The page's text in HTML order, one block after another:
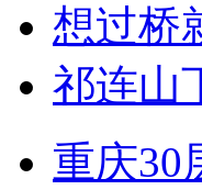
想过桥
祁连山
重庆